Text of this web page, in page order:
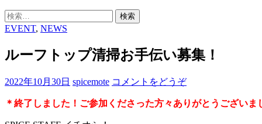
検
索:
EVENT, NEWS
ルーフトップ清掃お手伝い募集！
2022年10月30日 spicemote コメントをどうぞ
＊終了しました！ご参加くださった方々ありがとうございま